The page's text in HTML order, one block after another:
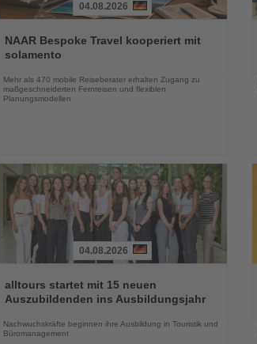
Sie
die
04.08.2026
NAAR Bespoke Travel kooperiert mit
solamento
Mehr als 470 mobile Reiseberater erhalten Zugang zu
maßgeschneiderten Fernreisen und flexiblen
Planungsmodellen
Sie
die
04.08.2026
alltours startet mit 15 neuen
Auszubildenden ins Ausbildungsjahr
Nachwuchskräfte beginnen ihre Ausbildung in Touristik und
Büromanagement